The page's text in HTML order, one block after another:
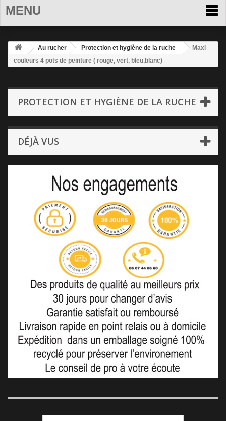
MENU
Au rucher Protection et hygiène de la ruche
Maxi
couleurs 4 pots de peinture ( rouge, vert, bleu,blanc)
PROTECTION ET HYGIÈNE DE LA RUCHE
DÉJÀ VUS